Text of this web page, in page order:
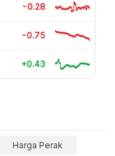
-0.28
-0.75
+0.43
Harga Perak